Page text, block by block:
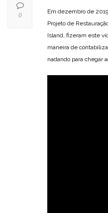
Em dezembro de
Projeto de
Island, fizeram este
maneira de
nadando para chegar
0